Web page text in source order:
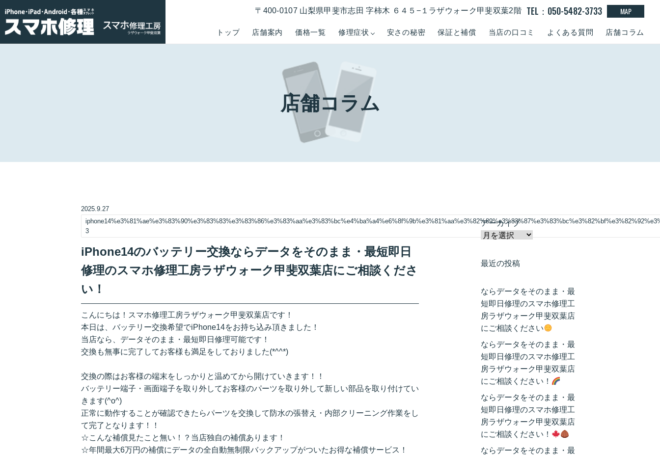
トップ 店舗案内 価格一覧 修理症状 安さの秘密 保証と補償 当店の口コミ よくある質問 店舗コラム
〒400-0107 山梨県甲斐市志田 字柿木 ６４５−１ラザウォーク甲斐双葉2階 TEL：050-5482-3733 MAP
店舗コラム
2025.9.27
3
iPhone14のバッテリー交換ならデータをそのまま・最短即日
修理のスマホ修理工房ラザウォーク甲斐双葉店にご相談くださ
い！
こんにちは！スマホ修理工房ラザウォーク甲斐双葉店です！
本日は、バッテリー交換希望でiPhone14をお持ち込み頂きました！
当店なら、データそのまま・最短即日修理可能です！
交換も無事に完了してお客様も満足をしておりました(*^^*)
交換の際はお客様の端末をしっかりと温めてから開けていきます！！
バッテリー端子・画面端子を取り外してお客様のパーツを取り外して新しい部品を取り付けてい
きます(^o^)
正常に動作することが確認できたらパーツを交換して防水の張替え・内部クリーニング作業をし
て完了となります！！
☆こんな補償見たこと無い！？当店独自の補償あります！
☆年間最大6万円の補償にデータの全自動無制限バックアップがついたお得な補償サービス！
アーカイブ
最近の投稿
ならデータをそのまま・最
短即日修理のスマホ修理工
房ラザウォーク甲斐双葉店
にご相談ください
ならデータをそのまま・最
短即日修理のスマホ修理工
房ラザウォーク甲斐双葉店
にご相談ください！
ならデータをそのまま・最
短即日修理のスマホ修理工
房ラザウォーク甲斐双葉店
にご相談ください！
ならデータをそのまま・最